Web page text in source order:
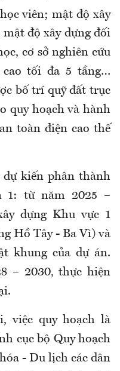
viên; mật độ xây
độ xây dựng đối
cơ sở nghiên cứu
cao tối đa 5 tầng…
bố trí quỹ đất trục
quy hoạch và hành
toàn điện cao thế
dự kiến phân thành
1: từ năm 2025 –
dựng Khu vực 1
Hồ Tây - Ba Vì) và
khung của dự án.
– 2030, thực hiện
việc quy hoạch là
cục bộ Quy hoạch
- Du lịch các dân